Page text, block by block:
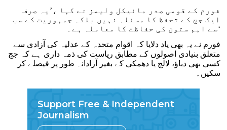
فورم کے قومی صدر مائیکل ولیمز نے کہا ،’یہ صرف
ایک جج کے تحفظ کا مسئلہ نہیں بلکہ جمہوریت کے سب
سے اہم ستون کی حفاظت کا معاملہ ہے۔‘
فورم نے یہ بھی یاد دلایا کہ اقوام متحدہ کے عدلیہ کی آزادی سے
متعلق بنیادی اصولوں کے مطابق ریاست کی ذمہ داری ہے کہ جج
کسی بھی دباؤ، لالچ یا دھمکی کے بغیر آزادانہ طور پر فیصلے کر
سکیں۔
Support Free & Independent
Journalism